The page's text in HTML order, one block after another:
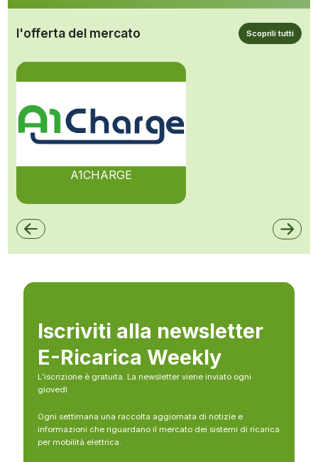
l'offerta del mercato Scoprili tutti
A1CHARGE
Iscriviti alla newsletter
E-Ricarica Weekly
L’iscrizione è gratuita. La newsletter viene inviato ogni
giovedì
Ogni settimana una raccolta aggiornata di notizie e
informazioni che riguardano il mercato dei sistemi di ricarica
per mobilità elettrica.